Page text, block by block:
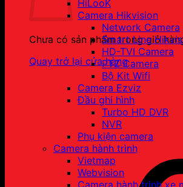
Chưa có sản phẩm trong giỏ
Quay trở lại cửa hàng
HiLooK
Camera Hikvision
Network Camera
Smart Line
HD-TVI Camera
PTZ Camera
Bộ Kit Wifi
Camera Ezviz
Đầu ghi hình
Turbo HD DVR
NVR
Phụ kiện camera
Camera hành trình
Vietmap
Webvision
Camera hành trình xe